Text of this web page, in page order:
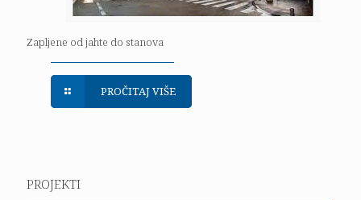
Zapljene od jahte do stanova
PROČITAJ VIŠE
PROJEKTI